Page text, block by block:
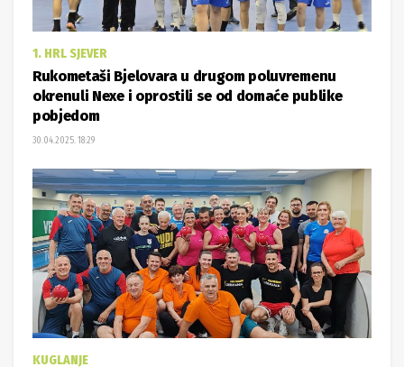
1. HRL SJEVER
Rukometaši Bjelovara u drugom poluvremenu
okrenuli Nexe i oprostili se od domaće publike
pobjedom
30.04.2025. 18:29
KUGLANJE